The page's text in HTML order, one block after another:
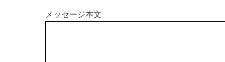
メッセージ本文